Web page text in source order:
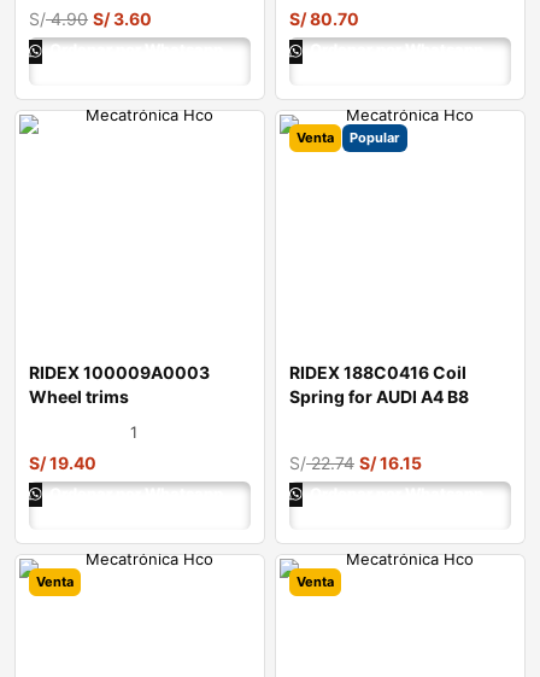
S/4.90 S/3.60
Ordenar por Whatsapp
S/80.70
Ordenar por Whatsapp
RIDEX 100009A0003
Wheel trims
1
S/19.40
Ordenar por Whatsapp
Venta Popular
RIDEX 188C0416 Coil
Spring for AUDI A4 B8
S/22.74 S/16.15
Ordenar por Whatsapp
Venta Venta